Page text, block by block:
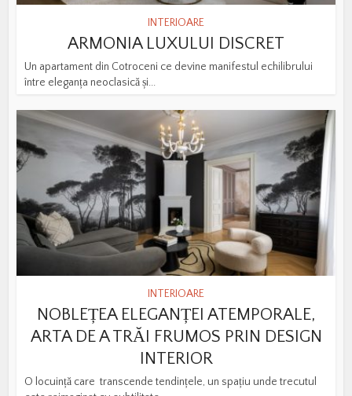
INTERIOARE
ARMONIA LUXULUI DISCRET
Un apartament din Cotroceni ce devine manifestul echilibrului
între eleganța neoclasică și...
INTERIOARE
NOBLEȚEA ELEGANȚEI ATEMPORALE,
ARTA DE A TRĂI FRUMOS PRIN DESIGN
INTERIOR
O locuință care transcende tendințele, un spațiu unde trecutul